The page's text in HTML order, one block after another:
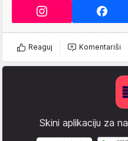
Reaguj Komentariši
Skini aplikaciju za